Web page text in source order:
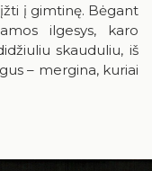
14 15 16
21 22 23
į gimtinę. Bėgant
ilgesys, karo
skauduliu, iš
– mergina, kuriai